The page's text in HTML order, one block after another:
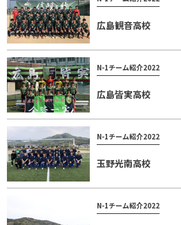
広島観音高校
N-1チーム紹介2022
広島皆実高校
N-1チーム紹介2022
玉野光南高校
N-1チーム紹介2022